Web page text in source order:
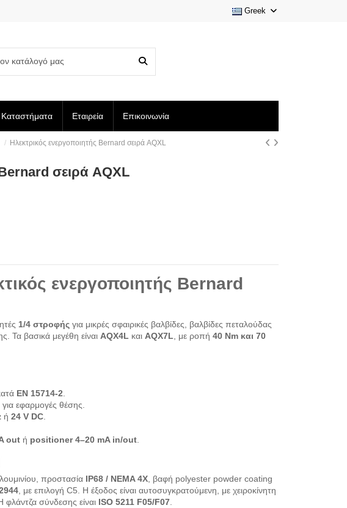
Greek
Καταστήματα Εταιρεία Επικοινωνία
Ηλεκτρικός ενεργοποιητής Bernard σειρά AQXL
σειρά AQXL
ενεργοποιητής Bernard
1/4 στροφήςγια μικρές σφαιρικές βαλβίδες, βαλβίδες πεταλούδας
Τα βασικά μεγέθη είναι AQX4L και AQX7L , με ροπή 40 Nm και 70
EN 15714-2
για εφαρμογές θέσης.
ή 24 V DC.
outή positioner 4–20 mA in/out.
προστασία IP68 / NEMA 4X, βαφή polyester powder coating
, με επιλογή C5. Η έξοδος είναι αυτοσυγκρατούμενη, με χειροκίνητη
φλάντζα σύνδεσης είναι ISO 5211 F05/F07.